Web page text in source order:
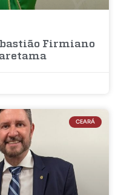
Firmiano
CEARÁ